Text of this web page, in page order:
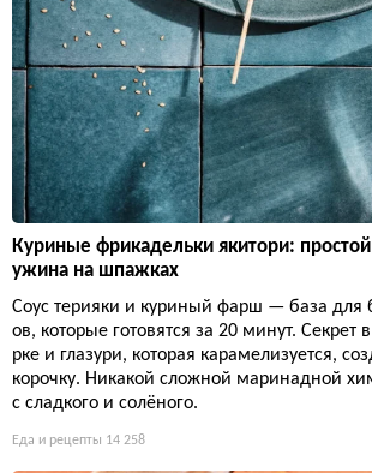
Куриные фрикадельки якитори:
ужина на шпажках
Соус терияки и куриный фарш — база
ов, которые готовятся за 20 минут. Секрет
рке и глазури, которая карамелизуется,
корочку. Никакой сложной маринадной
с сладкого и солёного.
Еда и рецепты 14 258